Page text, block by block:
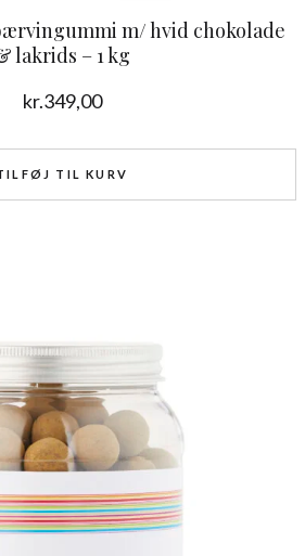
m/ hvid chokolade
lakrids – 1 kg
kr.349,00
TIL KURV